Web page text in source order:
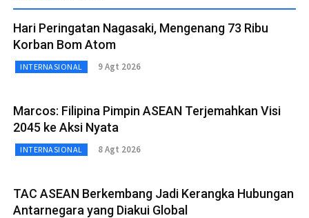
Hari Peringatan Nagasaki, Mengenang 73 Ribu
Korban Bom Atom
INTERNASIONAL 9 Agt 2026
Marcos: Filipina Pimpin ASEAN Terjemahkan Visi
2045 ke Aksi Nyata
INTERNASIONAL 8 Agt 2026
TAC ASEAN Berkembang Jadi Kerangka Hubungan
Antarnegara yang Diakui Global